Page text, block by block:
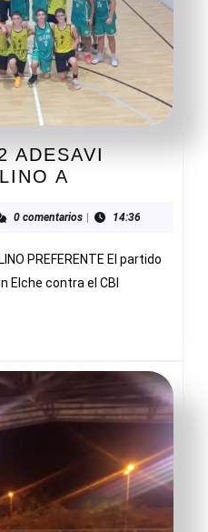
ADESAVI
A
42-
ADESAVI
CADETE
0 comentarios | 14:36
PREFERENTE El partido
Elche contra el CBI